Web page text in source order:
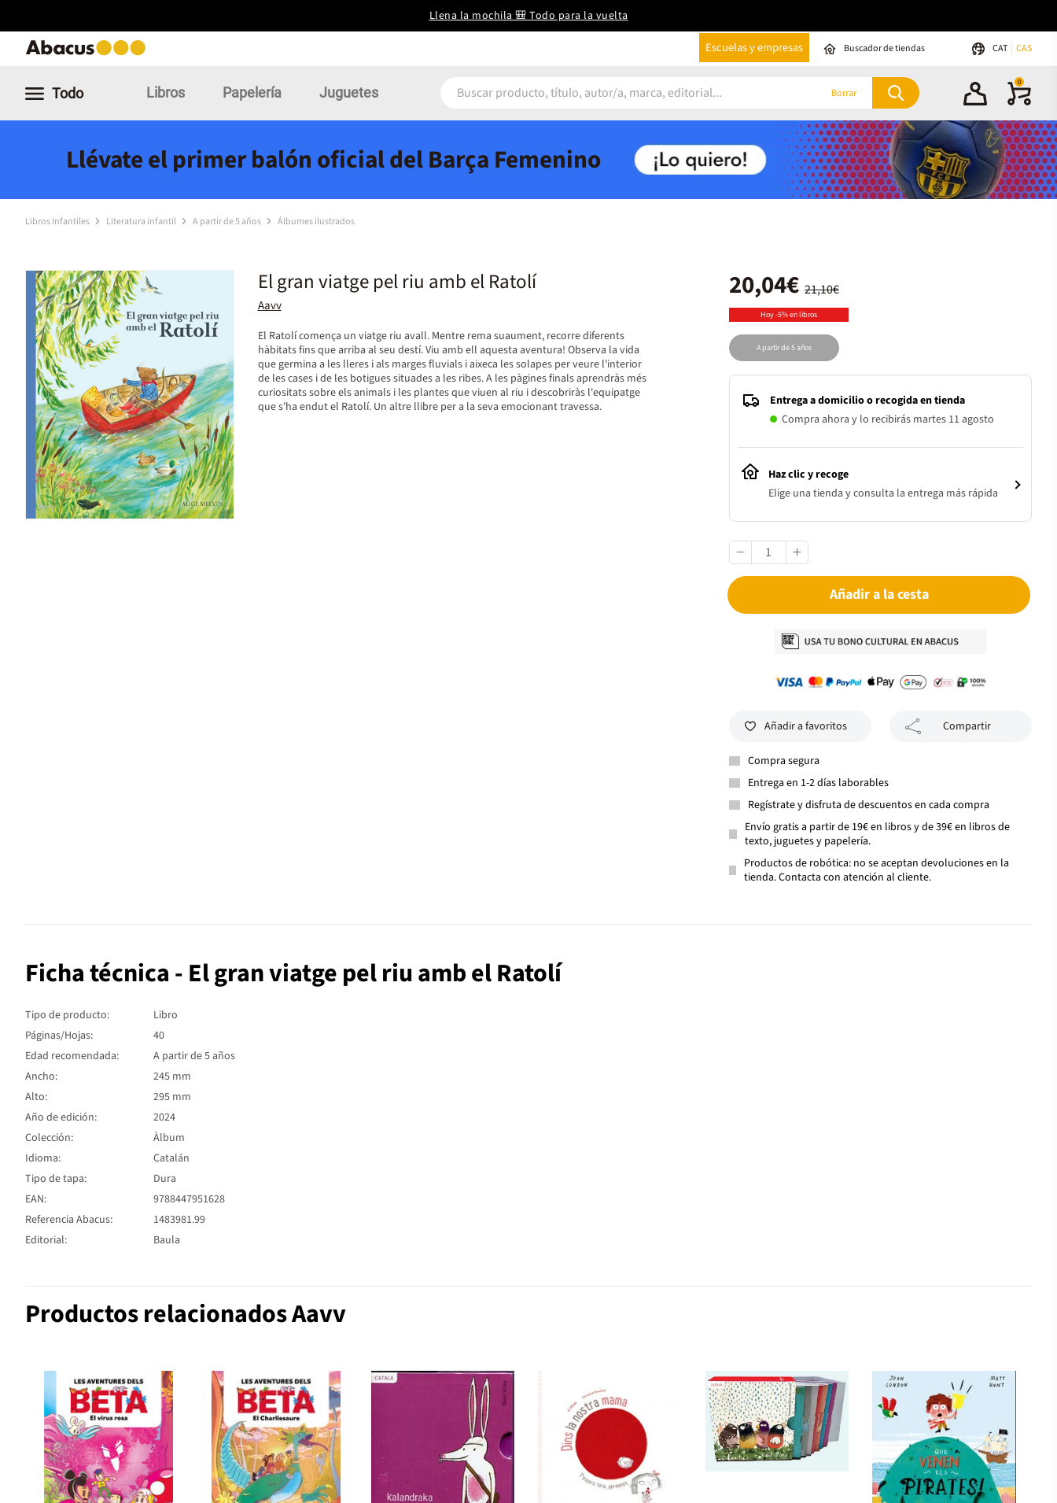
Llena la mochila 🎒 Todo para la vuelta
Escuelas y empresas Buscador de tiendas CAT CAS
Todo Libros Papelería Juguetes Borrar
0
Llévate el primer balón oficial del Barça Femenino
Libros Infantiles Literatura infantil A partir de 5 años Álbumes ilustrados
El gran viatge pel riu amb el Ratolí
Aavv
El Ratolí comença un viatge riu avall. Mentre rema suaument, recorre diferents
hàbitats fins que arriba al seu destí. Viu amb ell aquesta aventura! Observa la vida
que germina a les lleres i als marges fluvials i aixeca les solapes per veure l'interior
de les cases i de les botigues situades a les ribes. A les pàgines finals aprendràs més
curiositats sobre els animals i les plantes que viuen al riu i descobriràs l'equipatge
que s'ha endut el Ratolí. Un altre llibre per a la seva emocionant travessa.
21,10€
20,04€
Hoy -5% en libros
A partir de 5 años
Entrega a domicilio o recogida en tienda
Compra ahora y lo recibirás martes 11 agosto
Haz clic y recoge
Elige una tienda y consulta la entrega más rápida
Añadir a la cesta
Añadir a favoritos Compartir
Compra segura
Entrega en 1-2 días laborables
Regístrate y disfruta de descuentos en cada compra
Envío gratis a partir de 19€ en libros y de 39€ en libros de
texto, juguetes y papelería.
Productos de robótica: no se aceptan devoluciones en la
tienda. Contacta con atención al cliente.
Ficha técnica - El gran viatge pel riu amb el Ratolí
Tipo de producto:
Libro
Páginas/Hojas:
40
Edad recomendada:
A partir de 5 años
Ancho:
245 mm
Alto:
295 mm
Año de edición:
2024
Colección:
Àlbum
Idioma:
Catalán
Tipo de tapa:
Dura
EAN:
9788447951628
Referencia Abacus:
1483981.99
Editorial:
Baula
Productos relacionados Aavv